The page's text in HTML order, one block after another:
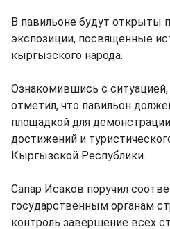
В павильоне будут открыты
экспозиции, посвященные
кыргызского народа.
Ознакомившись с
отметил, что павильон
площадкой для
достижений и
Кыргызской Республики.
Сапар Исаков поручил
государственным органам
контроль завершение всех